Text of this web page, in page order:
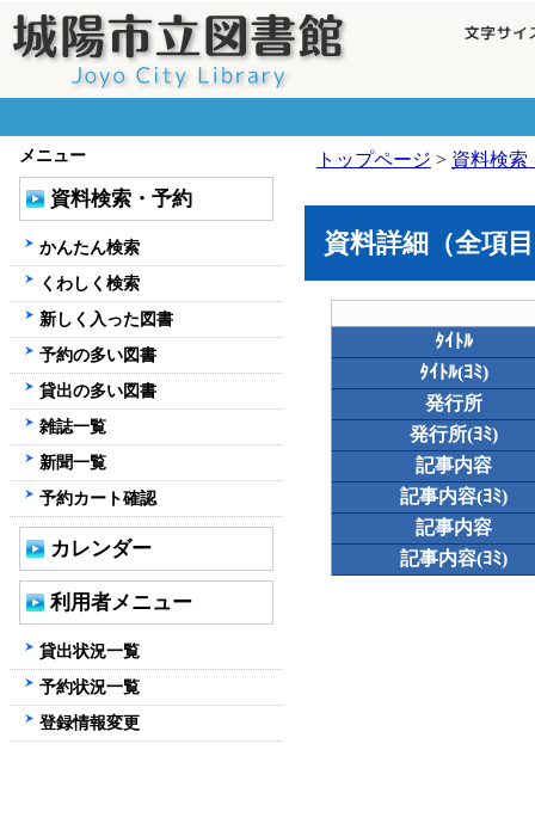
トップページ > 資料検索
資料詳細（全項
ﾀｲﾄﾙ
ﾀｲﾄﾙ(ﾖﾐ)
発行所
発行所(ﾖﾐ)
記事内容
記事内容(ﾖﾐ)
記事内容
記事内容(ﾖﾐ)
メニュー
資料検索・予約
かんたん検索
くわしく検索
新しく入った図書
予約の多い図書
貸出の多い図書
雑誌一覧
新聞一覧
予約カート確認
カレンダー
利用者メニュー
貸出状況一覧
予約状況一覧
登録情報変更